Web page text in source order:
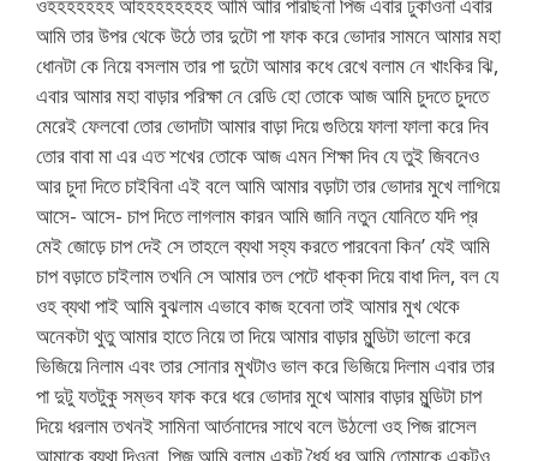
আমি তার উপর থেকে উঠে তার দুটো পা ফাক করে ভোদার সামনে আমার মহা
ধোনটা কে নিয়ে বসলাম তার পা দুটো আমার কধে রেখে বলাম নে খাংকির ঝি,
এবার আমার মহা বাড়ার পরিক্ষা নে রেডি হো তোকে আজ আমি চুদতে চুদতে
মেরেই ফেলবো তোর ভোদাটা আমার বাড়া দিয়ে গুতিয়ে ফালা ফালা করে দিব
তোর বাবা মা এর এত শখের তোকে আজ এমন শিক্ষা দিব যে তুই জিবনেও
আর চুদা দিতে চাইবিনা এই বলে আমি আমার বড়াটা তার ভোদার মুখে লাগিয়ে
আসে- আসে- চাপ দিতে লাগলাম কারন আমি জানি নতুন যোনিতে যদি প্র
মেই জোড়ে চাপ দেই সে তাহলে ব্যথা সহ্য করতে পারবেনা কিন’ যেই আমি
চাপ বড়াতে চাইলাম তখনি সে আমার তল পেটে ধাক্কা দিয়ে বাধা দিল, বল যে
ওহ ব্যথা পাই আমি বুঝলাম এভাবে কাজ হবেনা তাই আমার মুখ থেকে
অনেকটা থুতু আমার হাতে নিয়ে তা দিয়ে আমার বাড়ার মুন্ডিটা ভালো করে
ভিজিয়ে নিলাম এবং তার সোনার মুখটাও ভাল করে ভিজিয়ে দিলাম এবার তার
পা দুটু যতটুকু সম্ভব ফাক করে ধরে ভোদার মুখে আমার বাড়ার মুন্ডিটা চাপ
দিয়ে ধরলাম তখনই সামিনা আর্তনাদের সাথে বলে উঠলো ওহ পিজ রাসেল
আমাকে ব্যথা দিওনা, পিজ আমি বলাম একটু ধৈর্য ধর আমি তোমাকে একটুও